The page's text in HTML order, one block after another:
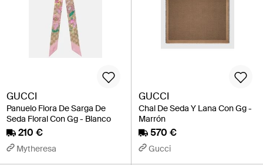
GUCCI
Panuelo Flora De Sarga De
Seda Floral Con Gg - Blanco
210 €
Mytheresa
GUCCI
Chal De Seda Y Lana Con Gg -
Marrón
570 €
Gucci